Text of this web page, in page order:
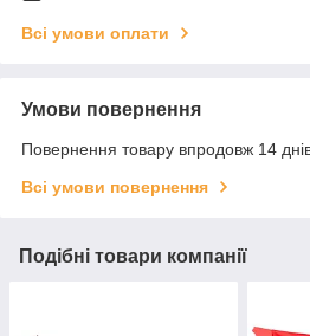
Всі умови оплати
Умови повернення
Повернення товару впродовж 14
Всі умови повернення
Подібні товари компанії